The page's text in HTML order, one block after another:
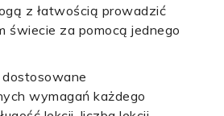
z łatwością prowadzić
świecie za pomocą jednego
wymagań każdego